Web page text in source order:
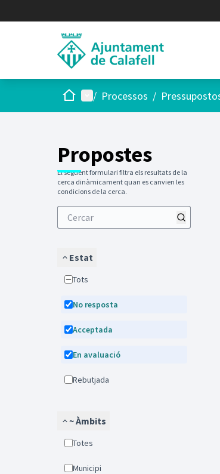
Inici Menú principal
/ Processos /
Propostes
El següent formulari filtra els resultats de la
cerca dinàmicament quan es canvien les
condicions de la cerca.
Estat
Tots
No resposta
Acceptada
En avaluació
Rebutjada
~ Àmbits
Totes
Municipi